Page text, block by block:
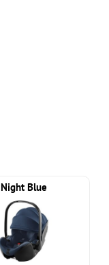
Night Blue